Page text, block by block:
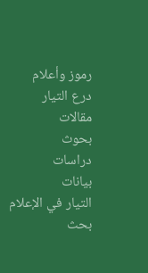
رموز وأعلام
درع التيار
مقالات
بحوث
دراسات
بيانات
التيار في الإعلام
بحث